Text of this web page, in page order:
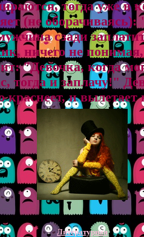
тогда уже в
(не
сзади
ничего не понимая,
"Девочка, когда
тогда и заплачу!"
краснеет, и вылетает
Литературная